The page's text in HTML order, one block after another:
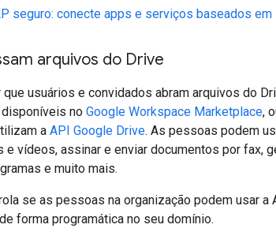
seguro: conecte apps e serviços baseados em
arquivos do Drive
usuários e convidados abram arquivos do
no Google Workspace Marketplace,
a API Google Drive. As pessoas podem
e vídeos, assinar e enviar documentos por fax,
e muito mais.
se as pessoas na organização podem usar a
forma programática no seu domínio.